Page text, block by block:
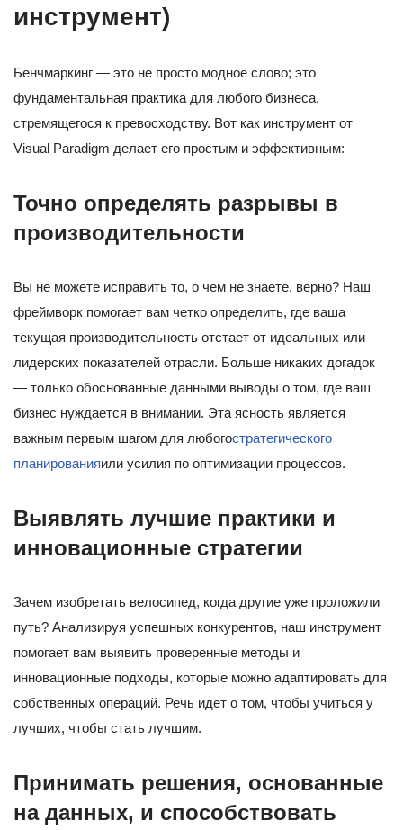
инструмент)
Бенчмаркинг — это не просто модное слово; это
фундаментальная практика для любого бизнеса,
стремящегося к превосходству. Вот как инструмент от
Visual Paradigm делает его простым и эффективным:
Точно определять разрывы в
производительности
Вы не можете исправить то, о чем не знаете, верно? Наш
фреймворк помогает вам четко определить, где ваша
текущая производительность отстает от идеальных или
лидерских показателей отрасли. Больше никаких догадок
— только обоснованные данными выводы о том, где ваш
бизнес нуждается в внимании. Эта ясность является
важным первым шагом для любогостратегического
планированияили усилия по оптимизации процессов.
Выявлять лучшие практики и
инновационные стратегии
Зачем изобретать велосипед, когда другие уже проложили
путь? Анализируя успешных конкурентов, наш инструмент
помогает вам выявить проверенные методы и
инновационные подходы, которые можно адаптировать для
собственных операций. Речь идет о том, чтобы учиться у
лучших, чтобы стать лучшим.
Принимать решения, основанные
на данных, и способствовать